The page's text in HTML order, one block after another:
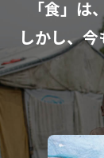
「食」は
しかし、